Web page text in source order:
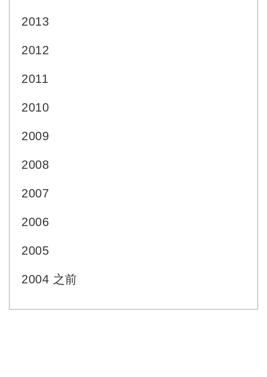
2013
2012
2011
2010
2009
2008
2007
2006
2005
2004 之前